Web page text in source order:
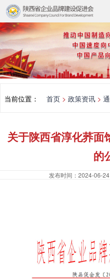
当前位置： 首页 > 政策资讯 >
关于陕西省淳化荞面
的
发布时间： 2024-06-